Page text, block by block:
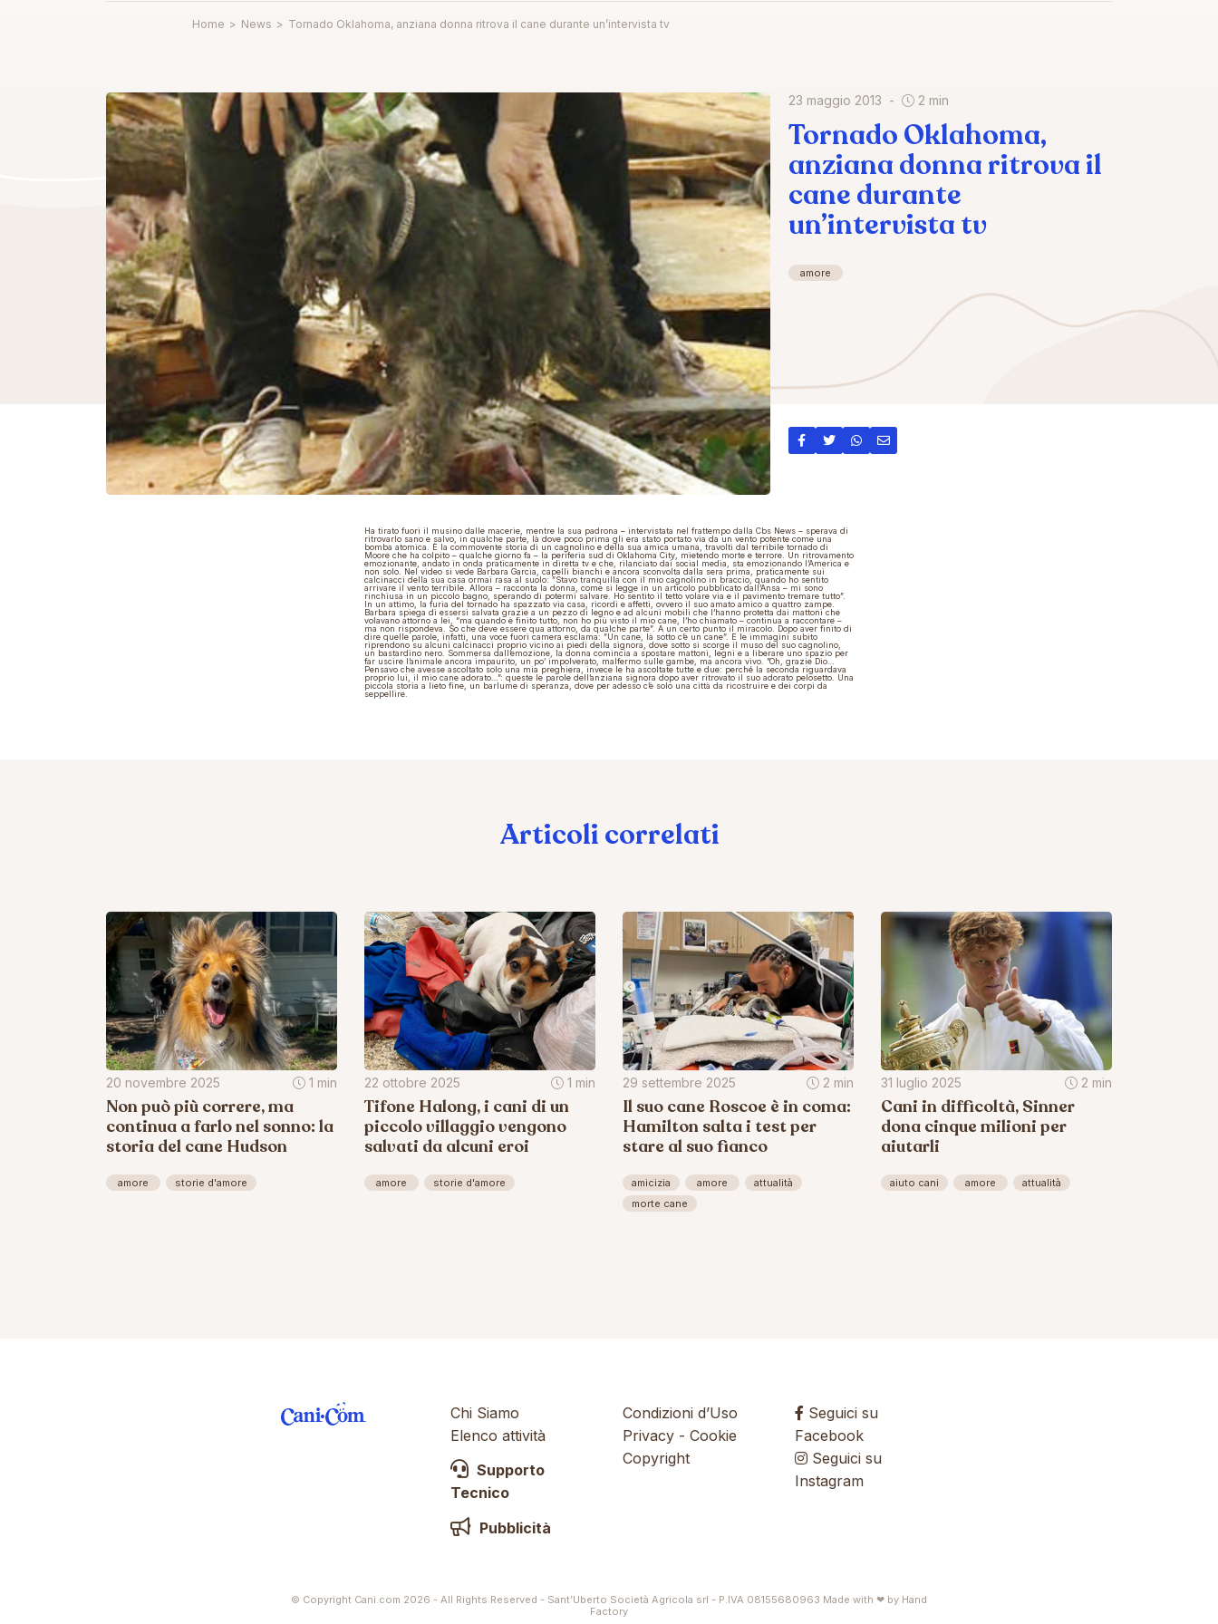
Home > News > Tornado Oklahoma, anziana donna ritrova il cane durante un’intervista tv
23 maggio 2013 2 min
Tornado Oklahoma,
anziana donna ritrova il
cane durante
un’intervista tv
amore
Ha tirato fuori il musino dalle macerie, mentre la sua padrona – intervistata nel frattempo dalla Cbs News – sperava di
ritrovarlo sano e salvo, in qualche parte, là dove poco prima gli era stato portato via da un vento potente come una
bomba atomica. Ѐ la commovente storia di un cagnolino e della sua amica umana, travolti dal terribile tornado di
Moore che ha colpito – qualche giorno fa – la periferia sud di Oklahoma City, mietendo morte e terrore. Un ritrovamento
emozionante, andato in onda praticamente in diretta tv e che, rilanciato dai social media, sta emozionando l’America e
non solo. Nelvideo si vede Barbara Garcia, capelli bianchi e ancora sconvolta dalla sera prima, praticamente sui
calcinacci della sua casa ormai rasa al suolo: ”Stavo tranquilla con il mio cagnolino in braccio, quando ho sentito
arrivare il vento terribile. Allora – racconta la donna, come si legge in un articolo pubblicato dall’Ansa – mi sono
rinchiusa in un piccolo bagno, sperando di potermi salvare. Ho sentito il tetto volare via e il pavimento tremare tutto”.
In un attimo, la furia del tornado ha spazzato via casa, ricordi e affetti, ovvero il suo amato amico a quattro zampe.
Barbara spiega di essersi salvata grazie a un pezzo di legno e ad alcuni mobili che l’hanno protetta dai mattoni che
volavano attorno a lei, “ma quando è finito tutto, non ho più visto il mio cane, l’ho chiamato – continua a raccontare –
ma non rispondeva. So che deve essere qua attorno, da qualche parte”. A un certo punto il miracolo. Dopo aver finito di
dire quelle parole, infatti, una voce fuori camera esclama: ”Un cane, là sotto c’è un cane”. E le immagini subito
riprendono su alcuni calcinacci proprio vicino ai piedi della signora, dove sotto si scorge il muso del suo cagnolino,
un bastardino nero. Sommersa dall’emozione, la donna comincia a spostare mattoni, legni e a liberare uno spazio per
far uscire l’animale ancora impaurito, un po’ impolverato, malfermo sulle gambe, ma ancora vivo. ”Oh, grazie Dio…
Pensavo che avesse ascoltato solo una mia preghiera, invece le ha ascoltate tutte e due: perché la seconda riguardava
proprio lui, il mio cane adorato…”: queste le parole dell’anziana signora dopo aver ritrovato il suo adorato pelosetto. Una
piccola storia a lieto fine, un barlume di speranza, dove per adesso c’è solo una città da ricostruire e dei corpi da
seppellire.
Articoli correlati
20 novembre 2025 1 min
Non può più correre, ma
continua a farlo nel sonno: la
storia del cane Hudson
amore storie d'amore
22 ottobre 2025 1 min
Tifone Halong, i cani di un
piccolo villaggio vengono
salvati da alcuni eroi
amore storie d'amore
29 settembre 2025 2 min
Il suo cane Roscoe è in coma:
Hamilton salta i test per
stare al suo fianco
amicizia amore
attualità
morte cane
31 luglio 2025 2 min
Cani in difficoltà, Sinner
dona cinque milioni per
aiutarli
aiuto cani amore attualità
Chi Siamo
Elenco attività
Supporto
Tecnico
Pubblicità
Condizioni d’Uso
Privacy - Cookie
Copyright
Seguici su
Facebook
Seguici su
Instagram
© Copyright Cani.com 2026 - All Rights Reserved - Sant’Uberto Società Agricola srl - P.IVA 08155680963 Made with ❤ by Hand
Factory